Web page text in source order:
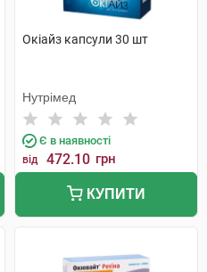
Окіайз капсули 30 шт
Нутрімед
Є в наявності
від 472.10 грн
КУПИТИ